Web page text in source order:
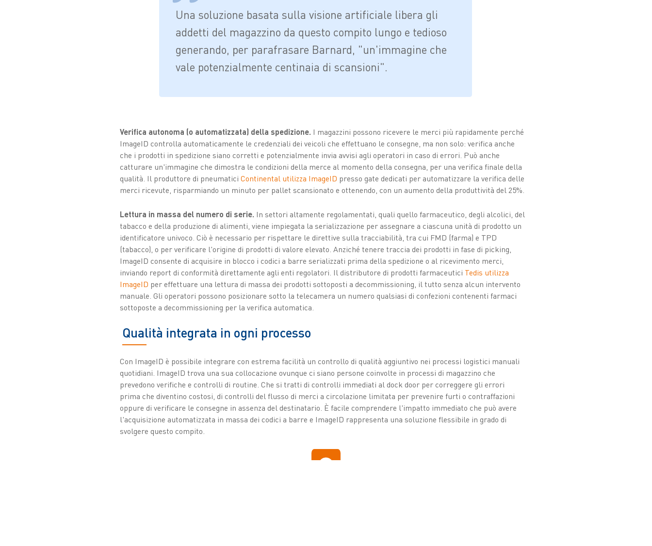
Una soluzione basata sulla visione artificiale libera gli
addetti del magazzino da questo compito lungo e tedioso
generando, per parafrasare Barnard, "un'immagine che
vale potenzialmente centinaia di scansioni".
Verifica autonoma (o automatizzata) della spedizione. I magazzini possono ricevere le merci più rapidamente perché
ImageID controlla automaticamente le credenziali dei veicoli che effettuano le consegne, ma non solo: verifica anche
che i prodotti in spedizione siano corretti e potenzialmente invia avvisi agli operatori in caso di errori. Può anche
catturare un'immagine che dimostra le condizioni della merce al momento della consegna, per una verifica finale della
qualità. Il produttore di pneumaticiContinental utilizza ImageID presso gate dedicati per automatizzare la verifica delle
merci ricevute, risparmiando un minuto per pallet scansionato e ottenendo, con un aumento della produttività del 25%.
Lettura in massa del numero di serie. In settori altamente regolamentati, quali quello farmaceutico, degli alcolici, del
tabacco e della produzione di alimenti, viene impiegata la serializzazione per assegnare a ciascuna unità di prodotto un
identificatore univoco. Ciò è necessario per rispettare le direttive sulla tracciabilità, tra cui FMD (farma) e TPD
(tabacco), o per verificare l'origine di prodotti di valore elevato. Anziché tenere traccia dei prodotti in fase di picking,
ImageID consente di acquisire in blocco i codici a barre serializzati prima della spedizione o al ricevimento merci,
inviando report di conformità direttamente agli enti regolatori. Il distributore di prodotti farmaceutici Tedis utilizza
ImageID per effettuare una lettura di massa dei prodotti sottoposti a decommissioning, il tutto senza alcun intervento
manuale. Gli operatori possono posizionare sotto la telecamera un numero qualsiasi di confezioni contenenti farmaci
sottoposte a decommissioning per la verifica automatica.
Qualità integrata in ogni processo
Con ImageID è possibile integrare con estrema facilità un controllo di qualità aggiuntivo nei processi logistici manuali
quotidiani. ImageID trova una sua collocazione ovunque ci siano persone coinvolte in processi di magazzino che
prevedono verifiche e controlli di routine. Che si tratti di controlli immediati al dock door per correggere gli errori
prima che diventino costosi, di controlli del flusso di merci a circolazione limitata per prevenire furti o contraffazioni
oppure di verificare le consegne in assenza del destinatario. È facile comprendere l'impatto immediato che può avere
l'acquisizione automatizzata in massa dei codici a barre e ImageID rappresenta una soluzione flessibile in grado di
svolgere questo compito.